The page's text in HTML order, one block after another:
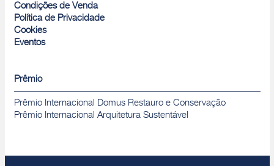
Condições de Venda
Política de Privacidade
Cookies
Eventos
Prêmio
Prêmio Internacional Domus Restauro e Conservação
Prêmio Internacional Arquitetura Sustentável